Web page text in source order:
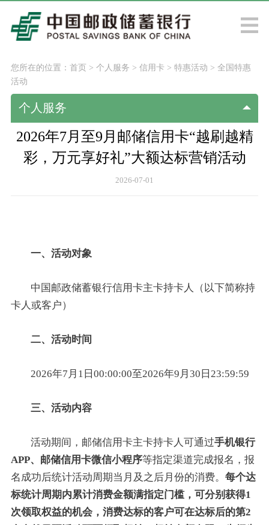
您所在的位置： 首页> 个人服务 > 信用卡 > 特惠活动 > 全国特惠
活动
个人服务
2026年7月至9月邮储信用卡“越刷越精
彩，万元享好礼”大额达标营销活动
2026-07-01
一、活动对象
中国邮政储蓄银行信用卡主卡持卡人（以下简称持
卡人或客户）
二、活动时间
2026年7月1日00:00:00至2026年9月30日23:59:59
三、活动内容
活动期间，邮储信用卡主卡持卡人可通过手机银行
APP、邮储信用卡微信小程序等指定渠道完成报名，报
名成功后统计活动周期当月及之后月份的消费。 每个达
标统计周期内累计消费金额满指定门槛，可分别获得1
次领取权益的机会，消费达标的客户可在达标后的第2